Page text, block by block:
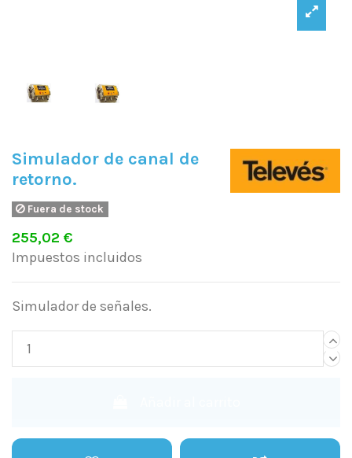
Simulador de canal de
retorno.
Fuera de stock
255,02 €
Impuestos incluidos
Simulador de señales.